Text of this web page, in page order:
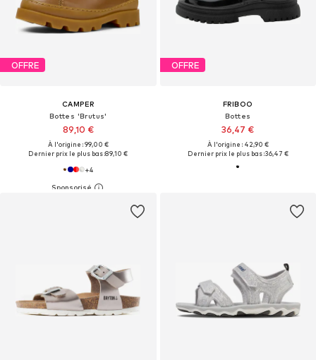
OFFRE
CAMPER
Bottes 'Brutus'
89,10 €
À l'origine : 99,00 €
Dernier prix le plus bas :89,10 €
+4
OFFRE
FRIBOO
Bottes
36,47 €
À l'origine : 42,90 €
Dernier prix le plus bas :36,47 €